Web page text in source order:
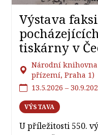
Výstava
tiskárny v
Národní knihovna
přízemí, Praha 1)
13.5.2026 –
VÝSTAVA
U příležitosti 550.